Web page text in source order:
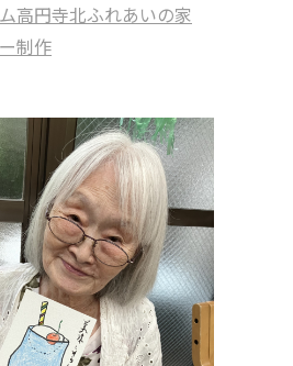
高円寺北ふれあいの家
制作